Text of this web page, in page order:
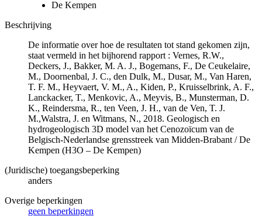
De Kempen
Beschrijving
De informatie over hoe de resultaten tot stand gekomen zijn,
staat vermeld in het bijhorend rapport : Vernes, R.W.,
Deckers, J., Bakker, M. A. J., Bogemans, F., De Ceukelaire,
M., Doornenbal, J. C., den Dulk, M., Dusar, M., Van Haren,
T. F. M., Heyvaert, V. M., A., Kiden, P., Kruisselbrink, A. F.,
Lanckacker, T., Menkovic, A., Meyvis, B., Munsterman, D.
K., Reindersma, R., ten Veen, J. H., van de Ven, T. J.
M.,Walstra, J. en Witmans, N., 2018. Geologisch en
hydrogeologisch 3D model van het Cenozoïcum van de
Belgisch-Nederlandse grensstreek van Midden-Brabant / De
Kempen (H3O – De Kempen)
(Juridische) toegangsbeperking
anders
Overige beperkingen
geen beperkingen